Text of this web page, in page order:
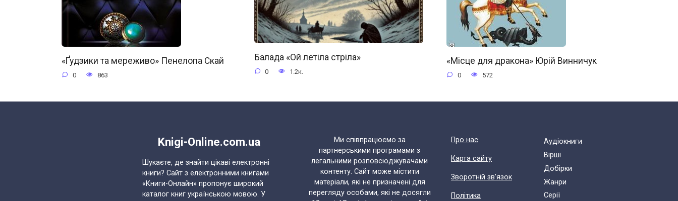
«Ґудзики та мереживо» Пенелопа Скай
0 863
Балада «Ой летіла стріла»
0 1.2к.
«Місце для дракона» Юрій Винничук
0 572
Knigi-Online.com.ua
Шукаєте, де знайти цікаві електронні
книги? Сайт з електронними книгами
«Книги-Онлайн» пропонує широкий
каталог книг українською мовою. У
Ми співпрацюємо за
партнерськими програмами з
легальними розповсюджувачами
контенту. Сайт може містити
матеріали, які не призначені для
перегляду особами, які не досягли
Про нас
Карта сайту
Зворотній зв'язок
Політика
Аудіокниги
Вірші
Добірки
Жанри
Cерії